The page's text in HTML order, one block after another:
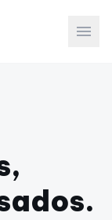
menu